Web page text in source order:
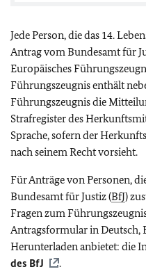
Jede Person, die das 14.
Antrag vom Bundesamt für
Europäisches
Führungszeugnis enthält
Führungszeugnis die
Strafregister des
Sprache, sofern der
nach seinem Recht vorsieht.
Für Anträge von Personen,
Bundesamt für Justiz (BfJ)
Fragen zum
Antragsformular in Deutsch,
Herunterladen anbietet: die
des BfJ .